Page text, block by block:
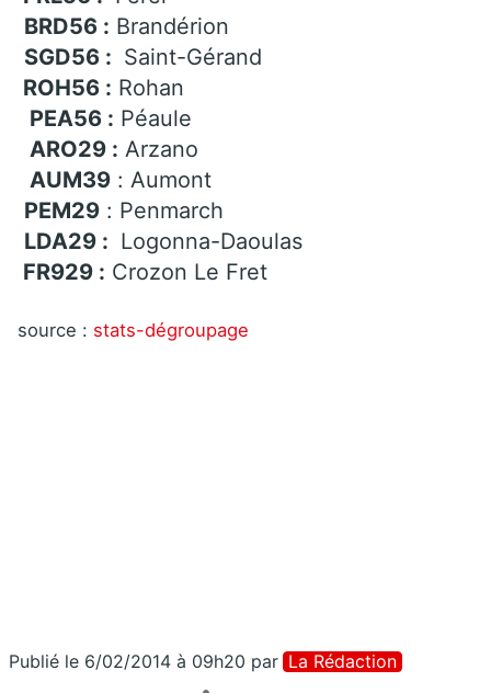
BRD56 : Brandérion
SGD56 : Saint-Gérand
ROH56 : Rohan
PEA56 : Péaule
ARO29 : Arzano
AUM39 : Aumont
PEM29 : Penmarch
LDA29 : Logonna-Daoulas
FR929 : Crozon Le Fret
source : stats-dégroupage
Publié le 6/02/2014 à 09h20 par La Rédaction